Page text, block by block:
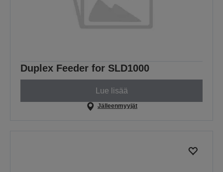
Duplex Feeder for SLD1000
Lue lisää
Jälleenmyyjät